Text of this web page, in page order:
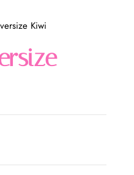
Kiwi